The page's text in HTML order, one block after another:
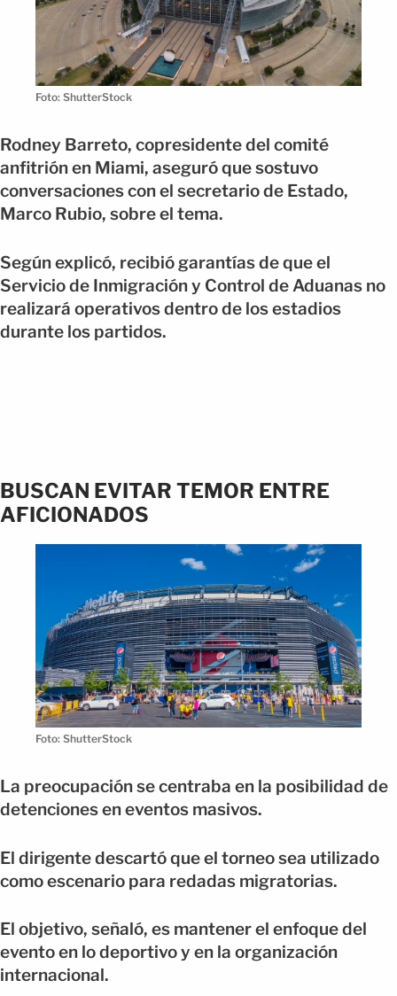
Foto: ShutterStock
Rodney Barreto, copresidente del comité
anfitrión en Miami, aseguró que sostuvo
conversaciones con el secretario de Estado,
Marco Rubio, sobre el tema.
Según explicó, recibió garantías de que el
Servicio de Inmigración y Control de Aduanas no
realizará operativos dentro de los estadios
durante los partidos.
BUSCAN EVITAR TEMOR ENTRE
AFICIONADOS
Foto: ShutterStock
La preocupación se centraba en la posibilidad de
detenciones en eventos masivos.
El dirigente descartó que el torneo sea utilizado
como escenario para redadas migratorias.
El objetivo, señaló, es mantener el enfoque del
evento en lo deportivo y en la organización
internacional.